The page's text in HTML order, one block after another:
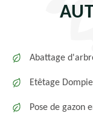
Abattage
Etêtage
Pose de gazon